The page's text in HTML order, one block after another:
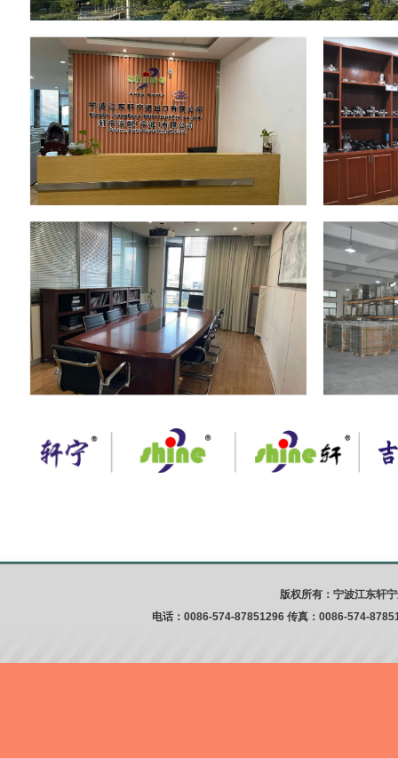
版权所有：宁波江东轩
电话：0086-574-87851296 传真：0086-574-